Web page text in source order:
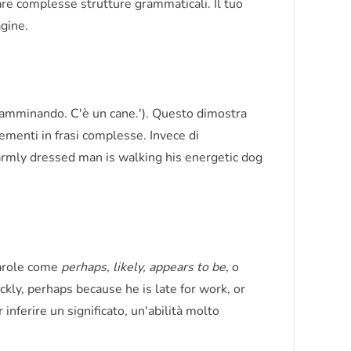
complesse strutture grammaticali. Il tuo
C'è un cane.'). Questo dimostra
in frasi complesse. Invece di
dressed man is walking his energetic dog
come perhaps, likely, appears to be, o
perhaps because he is late for work, or
inferire un significato, un'abilità molto